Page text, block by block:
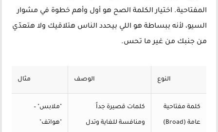
المفتاحية. اختيار الكلمة الصح هو أول وأهم خطوة في مشوار
السيو، لأنه ببساطة هو اللي بيحدد الناس هتلاقيك ولا هتعدّي
من جنبك من غير ما تحس.
النوع الوصف مثال
كلمة مفتاحية
عامة (Broad)
كلمات قصيرة جداً
ومنافسة للغاية وتدل
"ملابس" –
"هواتف"